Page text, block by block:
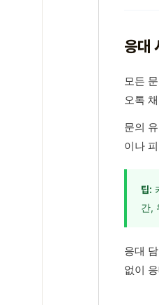
응대
모든
오톡
문의
이나
팁:
간,
응대
없이